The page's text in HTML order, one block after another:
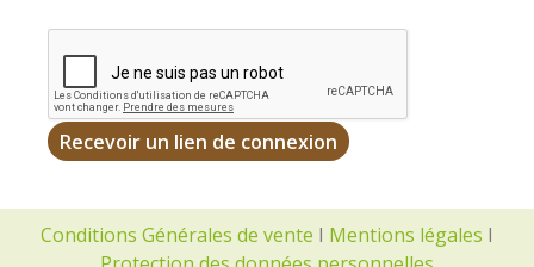
Conditions Générales de vente I Mentions légales I